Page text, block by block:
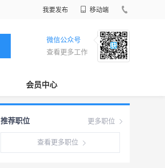
我要发布 移动端
微信公众号
查看更多工作
会员中心
更多职位
推荐职位
查看更多职位